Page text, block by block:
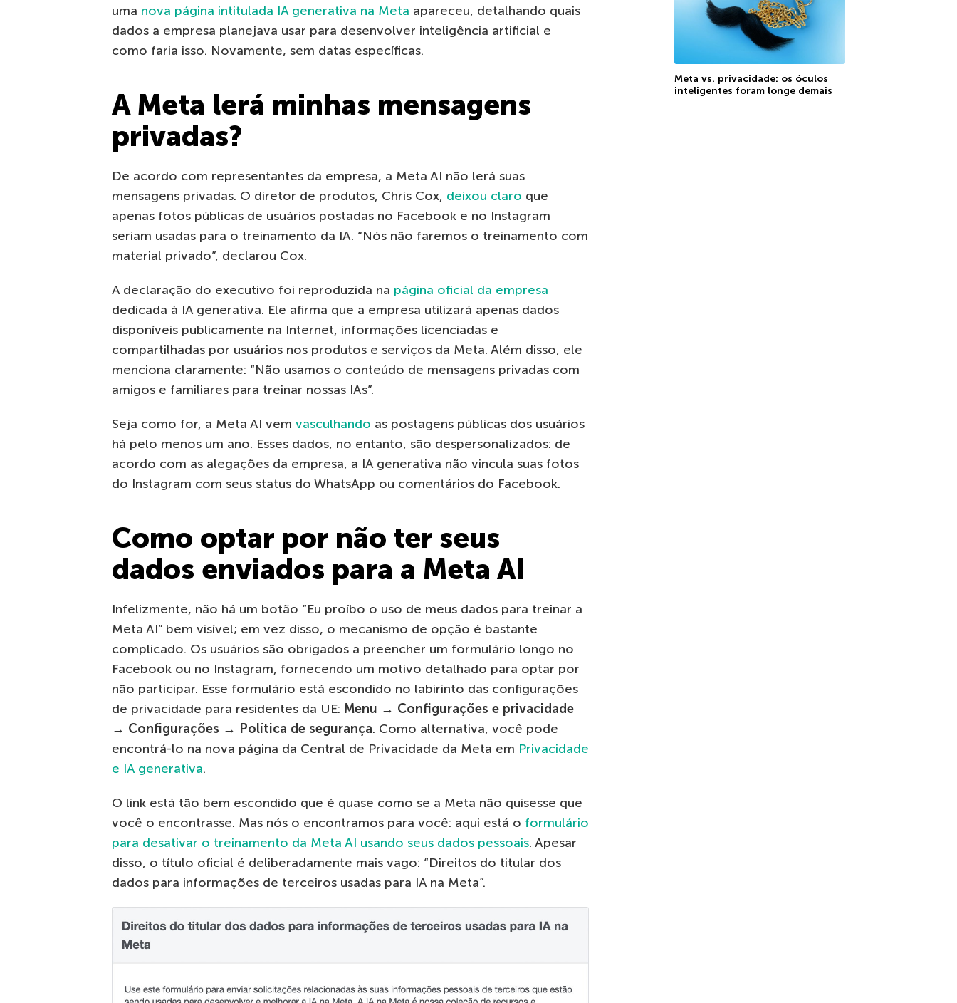
uma nova página intitulada IA generativa na Meta apareceu, detalhando quais
dados a empresa planejava usar para desenvolver inteligência artificial e
como faria isso. Novamente, sem datas específicas.
A Meta lerá minhas mensagens
privadas?
De acordo com representantes da empresa, a Meta AI não lerá suas
mensagens privadas. O diretor de produtos, Chris Cox, deixou claro que
apenas fotos públicas de usuários postadas no Facebook e no Instagram
seriam usadas para o treinamento da IA. “Nós não faremos o treinamento com
material privado”, declarou Cox.
A declaração do executivo foi reproduzida na página oficial da empresa
dedicada à IA generativa. Ele afirma que a empresa utilizará apenas dados
disponíveis publicamente na Internet, informações licenciadas e
compartilhadas por usuários nos produtos e serviços da Meta. Além disso, ele
menciona claramente: “Não usamos o conteúdo de mensagens privadas com
amigos e familiares para treinar nossas IAs”.
Seja como for, a Meta AI vem vasculhando as postagens públicas dos usuários
há pelo menos um ano. Esses dados, no entanto, são despersonalizados: de
acordo com as alegações da empresa, a IA generativa não vincula suas fotos
do Instagram com seus status do WhatsApp ou comentários do Facebook.
Como optar por não ter seus
dados enviados para a Meta AI
Infelizmente, não há um botão “Eu proíbo o uso de meus dados para treinar a
Meta AI” bem visível; em vez disso, o mecanismo de opção é bastante
complicado. Os usuários são obrigados a preencher um formulário longo no
Facebook ou no Instagram, fornecendo um motivo detalhado para optar por
não participar. Esse formulário está escondido no labirinto das configurações
de privacidade para residentes da UE: Menu → Configurações e privacidade
→ Configurações → Política de segurança. Como alternativa, você pode
encontrá-lo na nova página da Central de Privacidade da Meta em Privacidade
e IA generativa.
O link está tão bem escondido que é quase como se a Meta não quisesse que
você o encontrasse. Mas nós o encontramos para você: aqui está o formulário
para desativar o treinamento da Meta AI usando seus dados pessoais. Apesar
disso, o título oficial é deliberadamente mais vago: “Direitos do titular dos
dados para informações de terceiros usadas para IA na Meta”.
Meta vs. privacidade: os óculos
inteligentes foram longe demais